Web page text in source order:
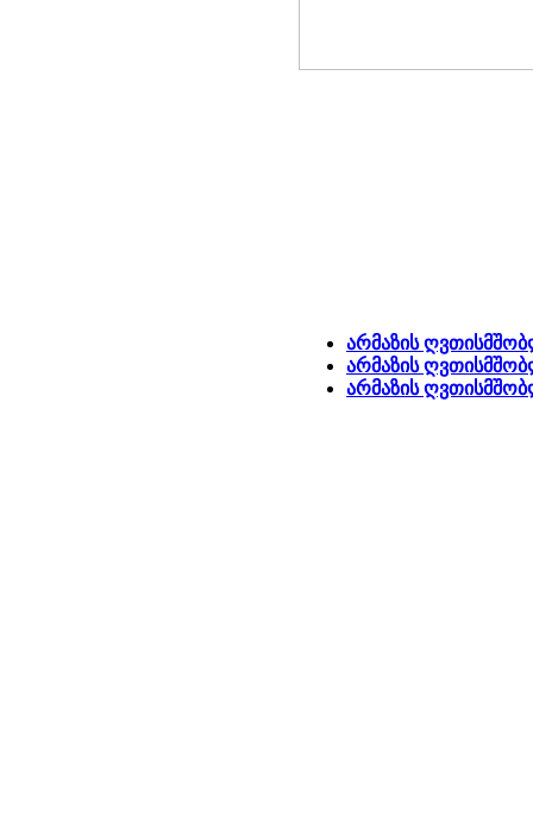
არმაზის
არმაზის
არმაზის